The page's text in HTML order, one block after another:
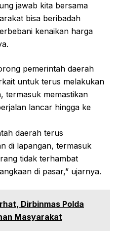
jawab kita bersama
bisa beribadah
kenaikan harga
pemerintah daerah
untuk terus melakukan
termasuk memastikan
lancar hingga ke
daerah terus
di lapangan, termasuk
tidak terhambat
di pasar,” ujarnya.
Dirbinmas Polda
Masyarakat